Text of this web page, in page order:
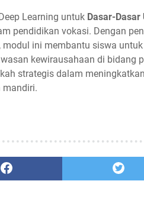
Learning untuk Dasar-
pendidikan vokasi. Dengan
modul ini membantu siswa
kewirausahaan di bidang
strategis dalam
mandiri.